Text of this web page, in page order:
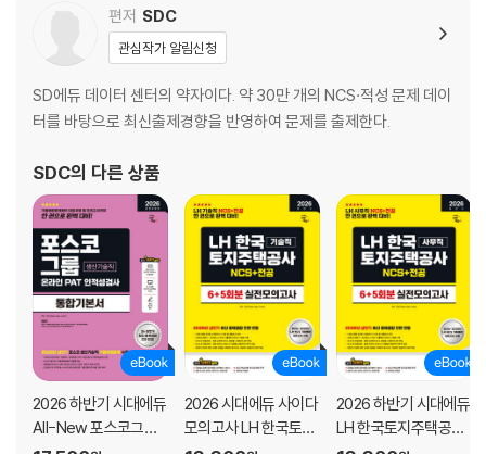
편저 SDC
관심작가 알림신청
SD에듀 데이터 센터의 약자이다. 약 30만 개의 NCS·적성 문제 데이
터를 바탕으로 최신출제경향을 반영하여 문제를 출제한다.
SDC의 다른 상품
2026 하반기 시대에듀
All-New 포스코그룹
2026 시대에듀 사이다
모의고사 LH 한국토지
2026 하반기 시대에듀
LH 한국토지주택공사